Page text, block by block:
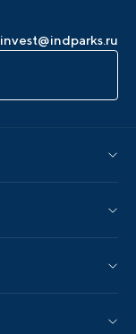
invest@indparks.ru